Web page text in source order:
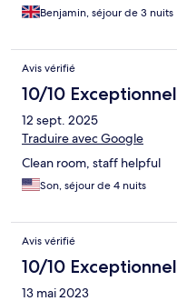
Benjamin, séjour de 3 nuits
Avis vérifié
10/10 Exceptionnel
12 sept. 2025
Traduire avec Google
Clean room, staff helpful
Son, séjour de 4 nuits
Avis vérifié
10/10 Exceptionnel
13 mai 2023